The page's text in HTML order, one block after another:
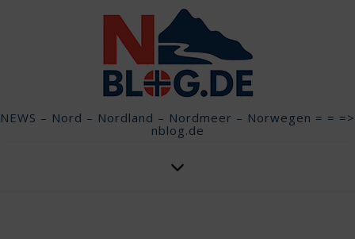
NEWS – Nord – Nordland – Nordmeer – Norwegen = = =>
nblog.de